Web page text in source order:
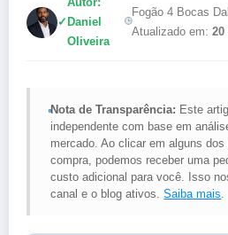
✓ Daniel
Oliveira
Fogão 4 Bocas
Atualizado em: 20
Nota de Transparência: Este
independente com base em
mercado. Ao clicar em alguns
compra, podemos receber uma
custo adicional para você. Isso
canal e o blog ativos.Saiba mais.